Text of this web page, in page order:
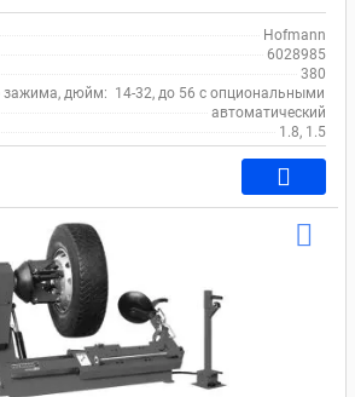
Hofmann
6028985
380
зажима, дюйм: 14-32, до 56 с опциональными
автоматический
1.8, 1.5